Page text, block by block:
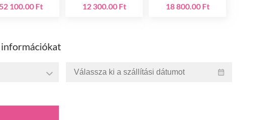
100.00 Ft
12 300.00 Ft
18 800.00 Ft
információkat